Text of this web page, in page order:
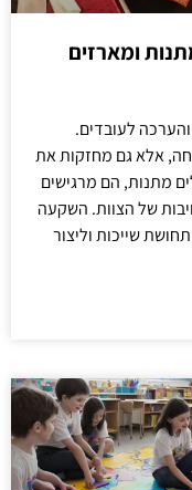
ומארזים
לעובדים.
אלא גם מחזקות את
מתנות, הם מרגישים
של הצוות. השקעה
שייכות וליצור